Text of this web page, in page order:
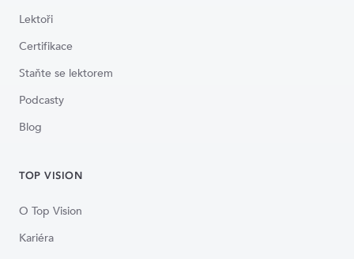
Lektoři
Certifikace
Staňte se lektorem
Podcasty
Blog
TOP VISION
O Top Vision
Kariéra